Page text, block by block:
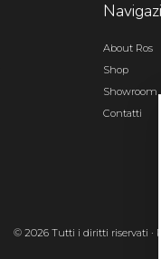
About Ros
Shop
Showroom
Contatti
© 2026 Tutti i diritti riservati ·